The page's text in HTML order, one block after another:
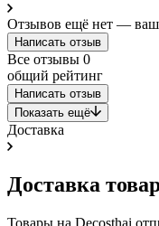
Отзывов ещё нет — ваш
Написать отзыв
Все отзывы 0
общий рейтинг
Написать отзыв
Показать ещё
Доставка
Доставка
Товары на Decosthai